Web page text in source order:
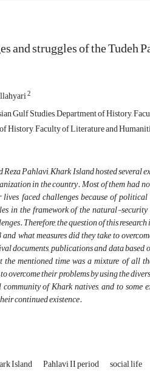
and struggles of the
2
Gulf Studies, Department of History,
History, Faculty of Literature and
Pahlavi, Khark Island hosted several
in the country. Most of them
faced challenges because of
in the framework of the natural-
Therefore, the question of this
what measures did they take to
documents, publications and data
mentioned time was a mixture of all
overcome their problems by using the
of Khark natives, and to
continued existence.
Island Pahlavi II period social life